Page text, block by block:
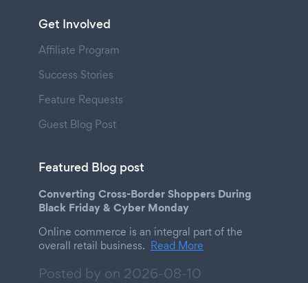
Get Involved
Affiliate Program
Success Stories
Feature Requests
Guest Blog Post
Featured Blog post
Converting Cross-Border Shoppers During
Black Friday & Cyber Monday
Online commerce is an integral part of the
overall retail business. Read More
Posted by on 2026-08-10